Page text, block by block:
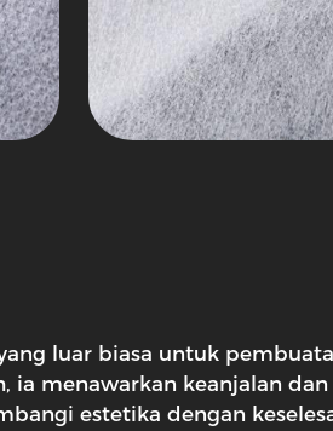
luar biasa untuk
ia menawarkan keanjalan dan
estetika dengan